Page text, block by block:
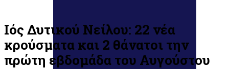
Ιός Δυτικού Νείλου: 22 νέα
κρούσματα και 2 θάνατοι την
πρώτη εβδομάδα του Αυγούστου